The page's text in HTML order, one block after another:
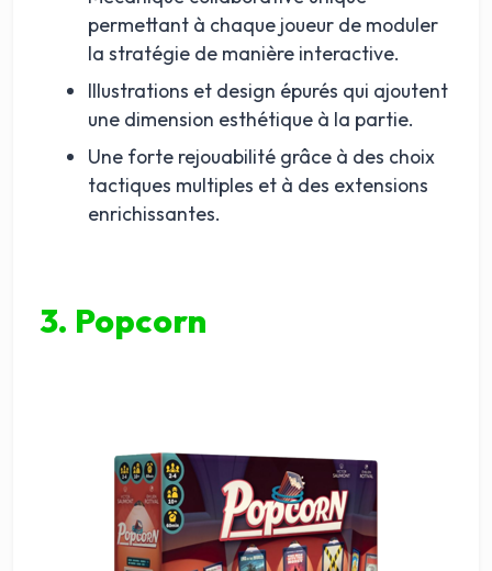
permettant à chaque joueur de moduler
la stratégie de manière interactive.
Illustrations et design épurés qui ajoutent
une dimension esthétique à la partie.
Une forte rejouabilité grâce à des choix
tactiques multiples et à des extensions
enrichissantes.
3. Popcorn